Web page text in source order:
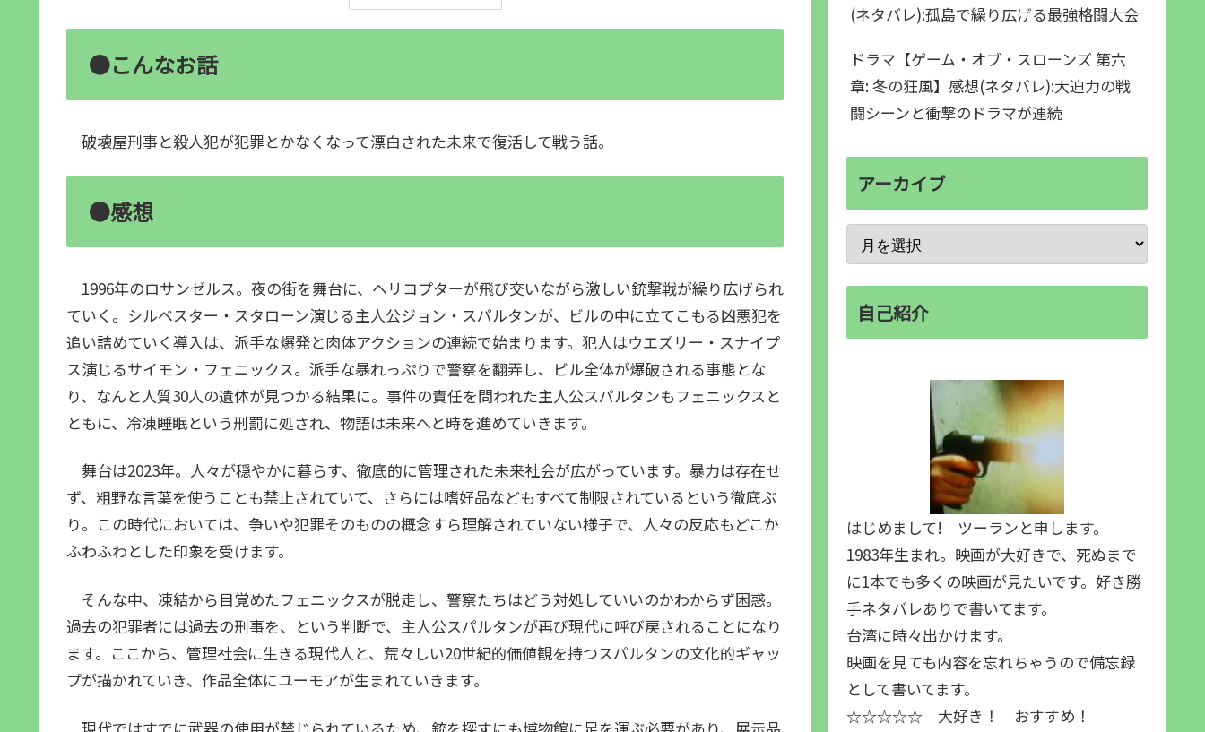
●こんなお話
破壊屋刑事と殺人犯が犯罪とかなくなって漂白された未来で復活して戦う話。
●感想
1996年のロサンゼルス。夜の街を舞台に、ヘリコプターが飛び交いながら激しい銃撃戦が繰り広げられ
ていく。シルベスター・スタローン演じる主人公ジョン・スパルタンが、ビルの中に立てこもる凶悪犯を
追い詰めていく導入は、派手な爆発と肉体アクションの連続で始まります。犯人はウエズリー・スナイプ
ス演じるサイモン・フェニックス。派手な暴れっぷりで警察を翻弄し、ビル全体が爆破される事態とな
り、なんと人質30人の遺体が見つかる結果に。事件の責任を問われた主人公スパルタンもフェニックスと
ともに、冷凍睡眠という刑罰に処され、物語は未来へと時を進めていきます。
舞台は2023年。人々が穏やかに暮らす、徹底的に管理された未来社会が広がっています。暴力は存在せ
ず、粗野な言葉を使うことも禁止されていて、さらには嗜好品などもすべて制限されているという徹底ぶ
り。この時代においては、争いや犯罪そのものの概念すら理解されていない様子で、人々の反応もどこか
ふわふわとした印象を受けます。
そんな中、凍結から目覚めたフェニックスが脱走し、警察たちはどう対処していいのかわからず困惑。
過去の犯罪者には過去の刑事を、という判断で、主人公スパルタンが再び現代に呼び戻されることになり
ます。ここから、管理社会に生きる現代人と、荒々しい20世紀的価値観を持つスパルタンの文化的ギャッ
プが描かれていき、作品全体にユーモアが生まれていきます。
(ネタバレ):孤島で繰り広げる最強格闘大会
ドラマ【ゲーム・オブ・スローンズ 第六
章: 冬の狂風】感想(ネタバレ):大迫力の戦
闘シーンと衝撃のドラマが連続
アーカイブ
自己紹介
はじめまして! ツーランと申します。
1983年生まれ。映画が大好きで、死ぬまで
に1本でも多くの映画が見たいです。好き勝
手ネタバレありで書いてます。
台湾に時々出かけます。
映画を見ても内容を忘れちゃうので備忘録
として書いてます。
☆☆☆☆☆ 大好き！ おすすめ！